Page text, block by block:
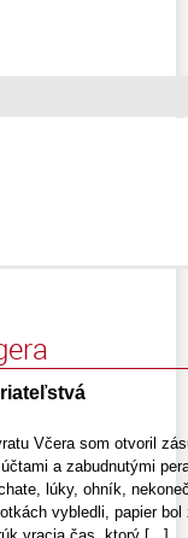
Včera som otvoril
a zabudnutými
lúky, ohník,
vybledli, papier